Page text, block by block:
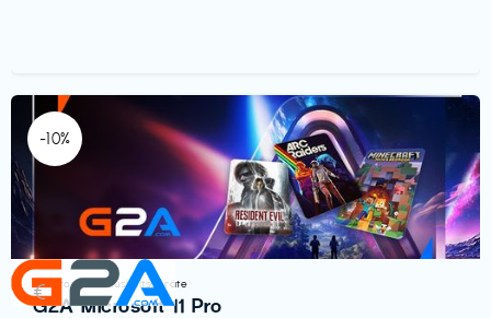
-10%
Elektronik & Haushaltsgeräte
G2A Microsoft 11 Pro
€‎